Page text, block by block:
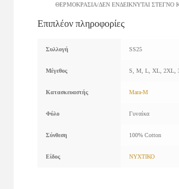
ΘΕΡΜΟΚΡΑΣΙΑ/ΔΕΝ ΕΝΔΕΙΚΝΥΤΑΙ ΣΤΕΓΝΟ
Επιπλέον πληροφορίες
Συλλογή SS25
Μέγεθος S, M, L, XL, 2XL,
Κατασκευαστής Mara-M
Φύλο Γυναίκα
Σύνθεση 100% Cotton
Είδος ΝΥΧΤΙΚΟ